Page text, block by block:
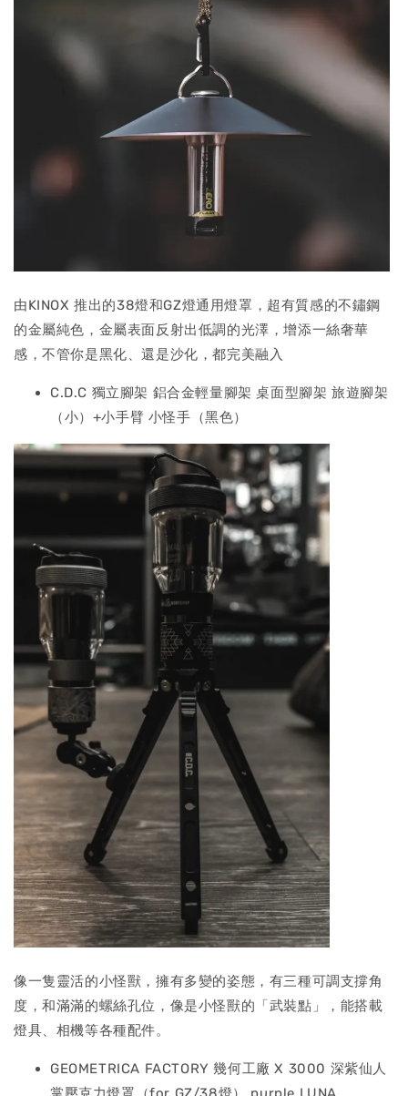
由KINOX 推出的38燈和GZ燈通用燈罩，超有質感的不鏽鋼
的金屬純色，金屬表面反射出低調的光澤，增添一絲奢華
感，不管你是黑化、還是沙化，都完美融入
C.D.C 獨立腳架 鋁合金輕量腳架 桌面型腳架 旅遊腳架
（小）+小手臂 小怪手（黑色）
像一隻靈活的小怪獸，擁有多變的姿態，有三種可調支撐角
度，和滿滿的螺絲孔位，像是小怪獸的「武裝點」，能搭載
燈具、相機等各種配件。
GEOMETRICA FACTORY 幾何工廠 X 3000 深紫仙人